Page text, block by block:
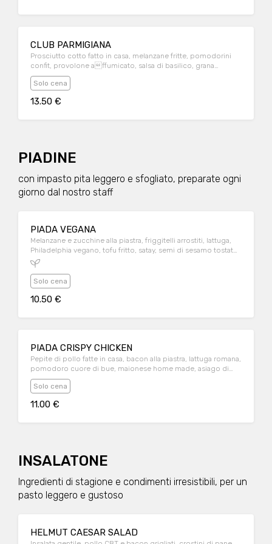
CLUB PARMIGIANA
Prosciutto cotto fatto in casa, melanzane fritte, pomodorini
confit, provolone affumicato, salsa di basilico, grana
grattugiato
Solo cena
13.50 €
PIADINE
con impasto pita leggero e sfogliato, preparate ogni
giorno dal nostro staff
PIADA VEGANA
Melanzane e zucchine alla piastra, friggitelli arrostiti, lattuga,
Philadelphia vegano, tofu fritto, satay, semi di sesamo tostato.
Servita con salsa yogurt vegan e aneto a parte.
Solo cena
10.50 €
PIADA CRISPY CHICKEN
Pepite di pollo fatte in casa, bacon alla piastra, lattuga romana,
pomodoro cuore di bue, maionese home made, asiago di
malga pressato. Servito con salsa rosa
Solo cena
11.00 €
INSALATONE
Ingredienti di stagione e condimenti irresistibili, per un
pasto leggero e gustoso
HELMUT CAESAR SALAD